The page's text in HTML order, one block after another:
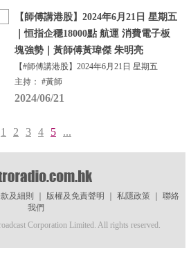
【師傅講港股】2024年6月21日 星期五
｜恒指企穩18000點 航運 消費電子板
塊強勢｜黃師傅黃瑋傑 朱明亮
【#師傅講港股】2024年6月21日 星期五
主持： #黃師
2024/06/21
1 2 3 4 5 ...
及細則 版權及免責聲明 私隱政策｜ 聯絡
我們
Corporation Limited. All rights reserved.